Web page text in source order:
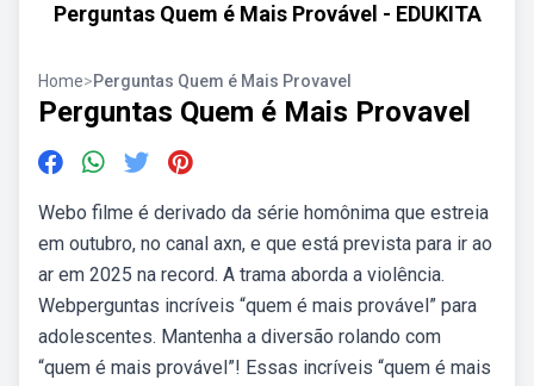
Perguntas Quem é Mais Provável - EDUKITA
Home>Perguntas Quem é Mais Provavel
Perguntas Quem é Mais Provavel
Webo filme é derivado da série homônima que estreia
em outubro, no canal axn, e que está prevista para ir ao
ar em 2025 na record. A trama aborda a violência.
Webperguntas incríveis “quem é mais provável” para
adolescentes. Mantenha a diversão rolando com
“quem é mais provável”! Essas incríveis “quem é mais